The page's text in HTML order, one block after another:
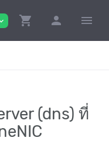
shopping_cart person menu
(dns) ที่